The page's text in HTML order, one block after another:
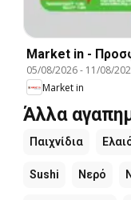
Market in -
05/08/2026- 11/08/
Market in
Άλλα
Παιχνίδια
Sushi Νερό